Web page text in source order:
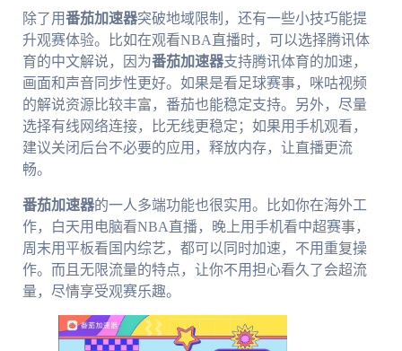
除了用番茄加速器突破地域限制，还有一些小技巧能提
升观赛体验。比如在观看NBA直播时，可以选择腾讯体
育的中文解说，因为番茄加速器支持腾讯体育的加速，
画面和声音同步性更好。如果是看足球赛事，咪咕视频
的解说资源比较丰富，番茄也能稳定支持。另外，尽量
选择有线网络连接，比无线更稳定；如果用手机观看，
建议关闭后台不必要的应用，释放内存，让直播更流
畅。
番茄加速器的一人多端功能也很实用。比如你在海外工
作，白天用电脑看NBA直播，晚上用手机看中超赛事，
周末用平板看国内综艺，都可以同时加速，不用重复操
作。而且无限流量的特点，让你不用担心看久了会超流
量，尽情享受观赛乐趣。